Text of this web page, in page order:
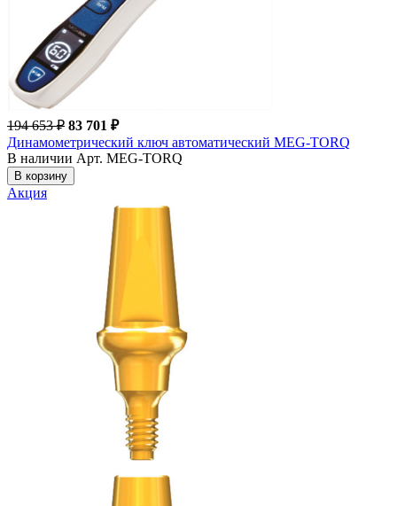
194 653 ₽ 83 701 ₽
Динамометрический ключ автоматический MEG-TORQ
В наличии Арт. MEG-TORQ
В корзину
Акция